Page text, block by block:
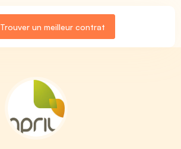
Trouver un meilleur contrat